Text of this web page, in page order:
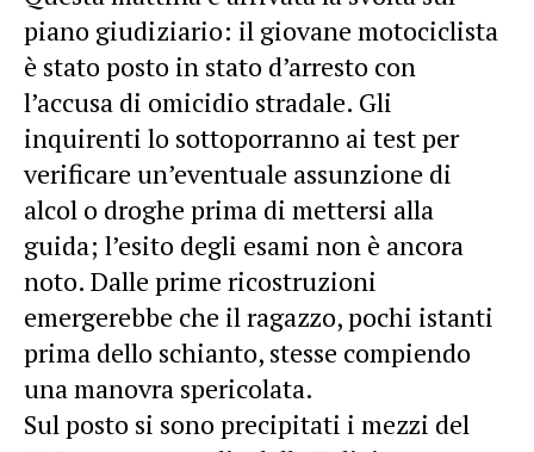
piano giudiziario: il giovane motociclista
è stato posto in stato d’arresto con
l’accusa di omicidio stradale. Gli
inquirenti lo sottoporranno ai test per
verificare un’eventuale assunzione di
alcol o droghe prima di mettersi alla
guida; l’esito degli esami non è ancora
noto. Dalle prime ricostruzioni
emergerebbe che il ragazzo, pochi istanti
prima dello schianto, stesse compiendo
una manovra spericolata.
Sul posto si sono precipitati i mezzi del